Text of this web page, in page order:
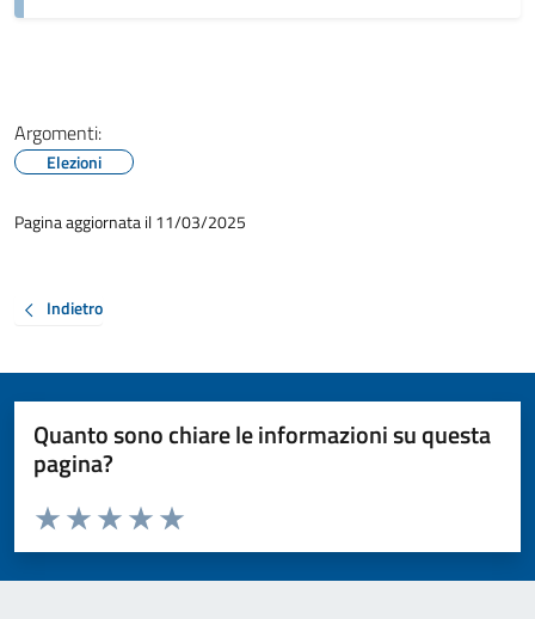
Argomenti:
Elezioni
Pagina aggiornata il 11/03/2025
Indietro
Quanto sono chiare le informazioni su questa
pagina?
Valuta da 1 a 5 stelle la pagina
Valuta 5 stelle su 5
Valuta 4 stelle su 5
Valuta 3 stelle su 5
Valuta 2 stelle su 5
Valuta 1 stelle su 5